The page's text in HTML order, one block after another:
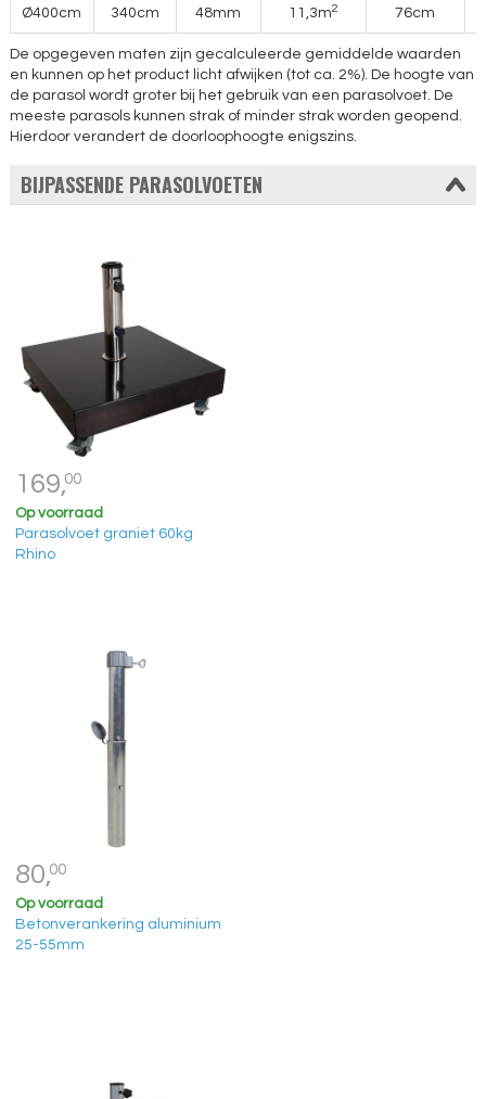
Ø400cm 340cm 48mm 11,3m2 76cm
De opgegeven maten zijn gecalculeerde gemiddelde waarden
en kunnen op het product licht afwijken (tot ca. 2%). De hoogte van
de parasol wordt groter bij het gebruik van een parasolvoet. De
meeste parasols kunnen strak of minder strak worden geopend.
Hierdoor verandert de doorloophoogte enigszins.
BIJPASSENDE PARASOLVOETEN
169,00
Op voorraad
Parasolvoet graniet 60kg
Rhino
80,00
Op voorraad
Betonverankering aluminium
25-55mm